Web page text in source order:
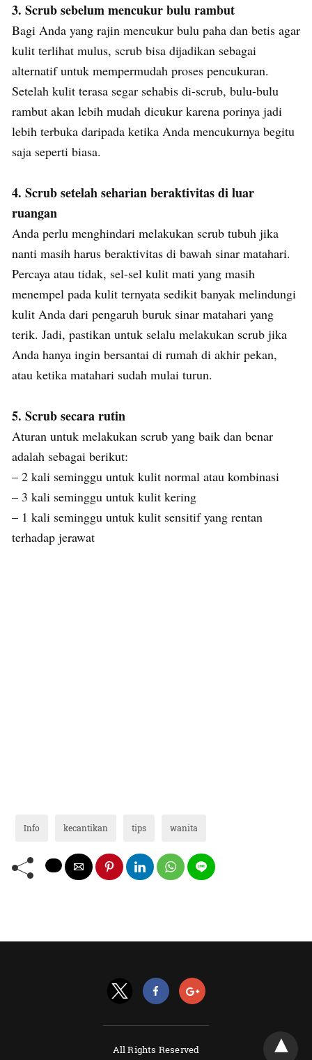
3. Scrub sebelum mencukur bulu rambut
Bagi Anda yang rajin mencukur bulu paha dan betis agar
kulit terlihat mulus, scrub bisa dijadikan sebagai
alternatif untuk mempermudah proses pencukuran.
Setelah kulit terasa segar sehabis di-scrub, bulu-bulu
rambut akan lebih mudah dicukur karena porinya jadi
lebih terbuka daripada ketika Anda mencukurnya begitu
saja seperti biasa.
4. Scrub setelah seharian beraktivitas di luar
ruangan
Anda perlu menghindari melakukan scrub tubuh jika
nanti masih harus beraktivitas di bawah sinar matahari.
Percaya atau tidak, sel-sel kulit mati yang masih
menempel pada kulit ternyata sedikit banyak melindungi
kulit Anda dari pengaruh buruk sinar matahari yang
terik. Jadi, pastikan untuk selalu melakukan scrub jika
Anda hanya ingin bersantai di rumah di akhir pekan,
atau ketika matahari sudah mulai turun.
5. Scrub secara rutin
Aturan untuk melakukan scrub yang baik dan benar
adalah sebagai berikut:
– 2 kali seminggu untuk kulit normal atau kombinasi
– 3 kali seminggu untuk kulit kering
– 1 kali seminggu untuk kulit sensitif yang rentan
terhadap jerawat
Info kecantikan tips wanita
All Rights Reserved